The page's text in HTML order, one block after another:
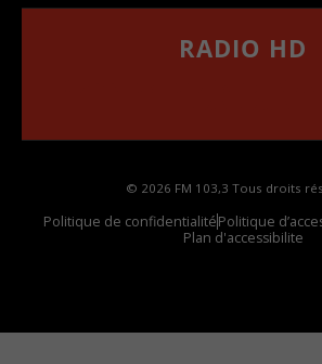
RADIO HD
© 2026 FM 103,3 Tous droits
Politique de confidentialitéPolitique
Plan d'accessibilite